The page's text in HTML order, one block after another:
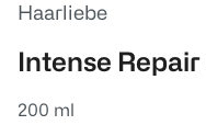
Haarliebe
Intense
200 ml